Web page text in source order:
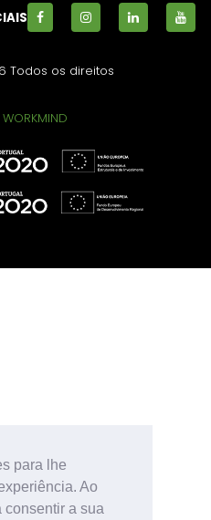
para lhe
Ao
consentir a sua
Todos os direitos
WORKMIND